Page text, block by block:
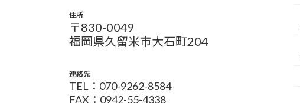
住所
〒830-0049
福岡県久留米市大石町204
連絡先
TEL：070-9262-8584
FAX：0942-55-4338